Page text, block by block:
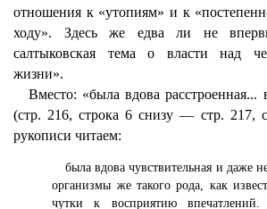
отношения к «утопиям» и к
ходу». Здесь же едва ли не
салтыковская тема о власти над
жизни».
Вместо: «была вдова расстроенная...
(стр. 216, строка 6 снизу — стр. 217,
рукописи читаем:
была вдова чувствительная и даже
организмы же такого рода, как
чутки к восприятию